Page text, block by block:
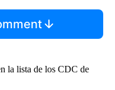
la lista de los CDC de